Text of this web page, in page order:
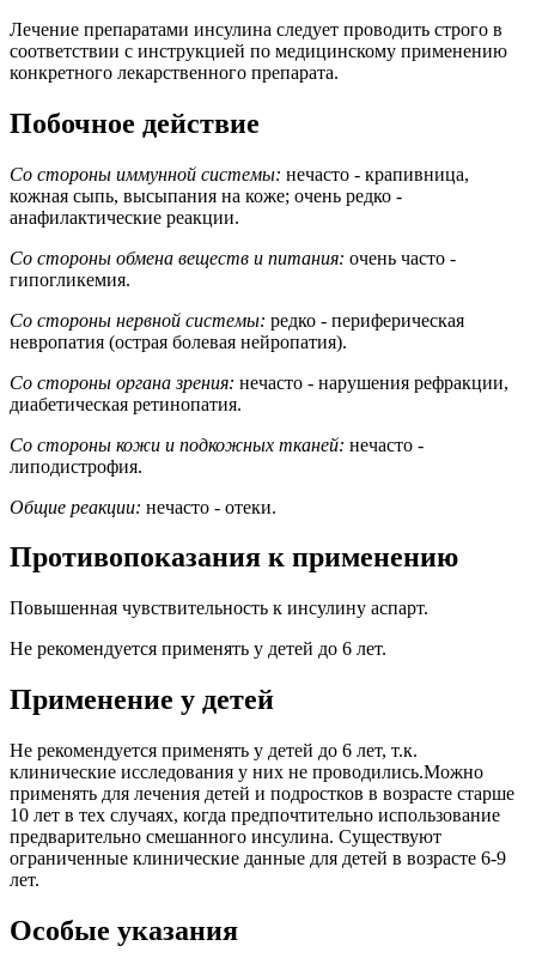
Лечение препаратами инсулина следует проводить строго в
соответствии с инструкцией по медицинскому применению
конкретного лекарственного препарата.
Побочное действие
Со стороны иммунной системы: нечасто - крапивница,
кожная сыпь, высыпания на коже; очень редко -
анафилактические реакции.
Со стороны обмена веществ и питания: очень часто -
гипогликемия.
Со стороны нервной системы: редко - периферическая
невропатия (острая болевая нейропатия).
Со стороны органа зрения: нечасто - нарушения рефракции,
диабетическая ретинопатия.
Со стороны кожи и подкожных тканей: нечасто -
липодистрофия.
Общие реакции: нечасто - отеки.
Противопоказания к применению
Повышенная чувствительность к инсулину аспарт.
Не рекомендуется применять у детей до 6 лет.
Применение у детей
Не рекомендуется применять у детей до 6 лет, т.к.
клинические исследования у них не проводились.Можно
применять для лечения детей и подростков в возрасте старше
10 лет в тех случаях, когда предпочтительно использование
предварительно смешанного инсулина. Существуют
ограниченные клинические данные для детей в возрасте 6-9
лет.
Особые указания